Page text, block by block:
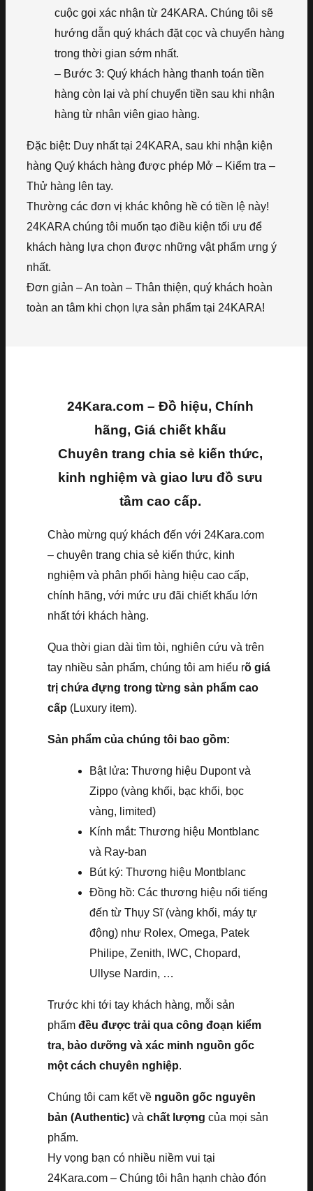
cuộc gọi xác nhận từ 24KARA. Chúng tôi sẽ
hướng dẫn quý khách đặt cọc và chuyển hàng
trong thời gian sớm nhất.
– Bước 3: Quý khách hàng thanh toán tiền
hàng còn lại và phí chuyển tiền sau khi nhận
hàng từ nhân viên giao hàng.
Đặc biệt: Duy nhất tại 24KARA, sau khi nhận kiện
hàng Quý khách hàng được phép Mở – Kiểm tra –
Thử hàng lên tay.
Thường các đơn vị khác không hề có tiền lệ này!
24KARA chúng tôi muốn tạo điều kiện tối ưu để
khách hàng lựa chọn được những vật phẩm ưng ý
nhất.
Đơn giản – An toàn – Thân thiện, quý khách hoàn
toàn an tâm khi chọn lựa sản phẩm tại 24KARA!
24Kara.com – Đồ hiệu, Chính
hãng, Giá chiết khấu
Chuyên trang chia sẻ kiến thức,
kinh nghiệm và giao lưu đồ sưu
tầm cao cấp.
Chào mừng quý khách đến với 24Kara.com
– chuyên trang chia sẻ kiến thức, kinh
nghiệm và phân phối hàng hiệu cao cấp,
chính hãng, với mức ưu đãi chiết khấu lớn
nhất tới khách hàng.
Qua thời gian dài tìm tòi, nghiên cứu và trên
tay nhiều sản phẩm, chúng tôi am hiểu rõ giá
trị chứa đựng trong từng sản phẩm cao
cấp (Luxury item).
Sản phẩm của chúng tôi bao gồm:
Bật lửa: Thương hiệu Dupont và
Zippo (vàng khối, bạc khối, bọc
vàng, limited)
Kính mắt: Thương hiệu Montblanc
và Ray-ban
Bút ký: Thương hiệu Montblanc
Đồng hồ: Các thương hiệu nổi tiếng
đến từ Thụy Sĩ (vàng khối, máy tự
động) như Rolex, Omega, Patek
Philipe, Zenith, IWC, Chopard,
Ullyse Nardin, …
Trước khi tới tay khách hàng, mỗi sản
phẩm đều được trải qua công đoạn kiểm
tra, bảo dưỡng và xác minh nguồn gốc
một cách chuyên nghiệp.
Chúng tôi cam kết về nguồn gốc nguyên
bản (Authentic) và chất lượng của mọi sản
phẩm.
Hy vọng bạn có nhiều niềm vui tại
24Kara.com – Chúng tôi hân hạnh chào đón